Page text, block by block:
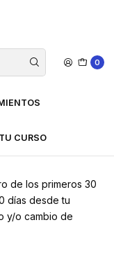
0
CURSO
de los primeros 30
días desde tu
y/o cambio de